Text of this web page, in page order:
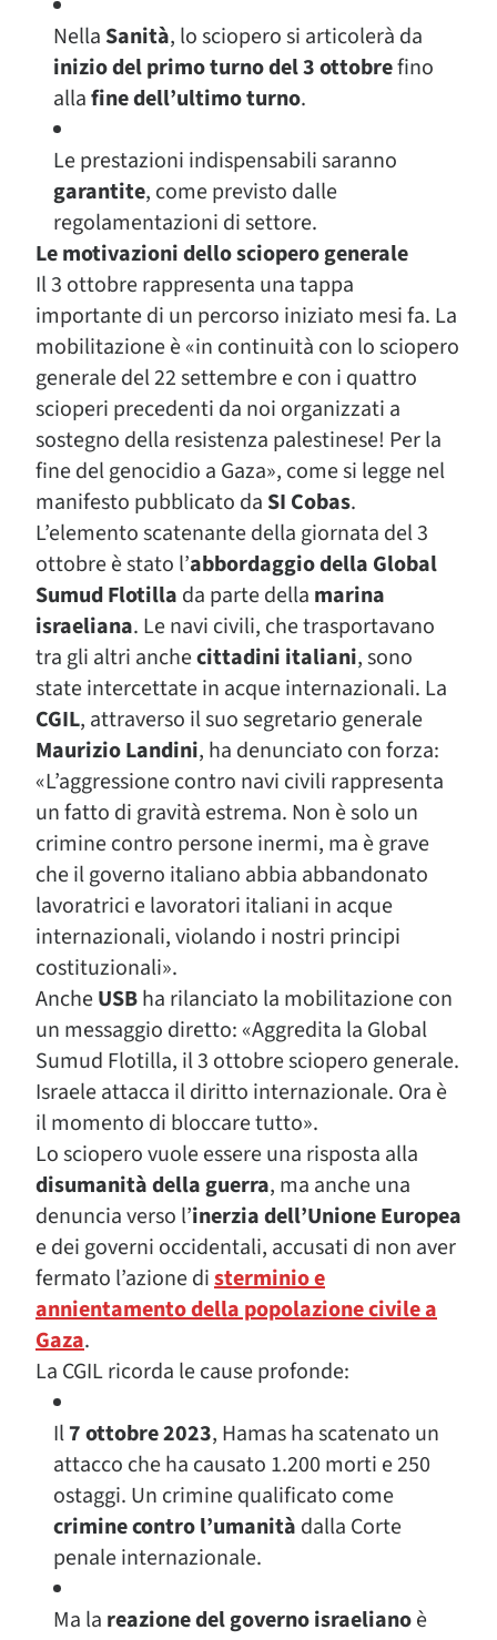
Nella Sanità, lo sciopero si articolerà da
inizio del primo turno del 3 ottobrefino
allafine dell’ultimo turno.
Le prestazioni indispensabili saranno
garantite, come previsto dalle
regolamentazioni di settore.
Le motivazioni dello sciopero generale
Il 3 ottobre rappresenta una tappa
importante di un percorso iniziato mesi fa. La
mobilitazione è «in continuità con lo sciopero
generale del 22 settembre e con i quattro
scioperi precedenti da noi organizzati a
sostegno della resistenza palestinese! Per la
fine del genocidio a Gaza», come si legge nel
manifesto pubblicato da SI Cobas.
L’elemento scatenante della giornata del 3
ottobre è stato l’abbordaggio della Global
Sumud Flotilla da parte della marina
israeliana. Le navi civili, che trasportavano
tra gli altri anchecittadini italiani, sono
state intercettate in acque internazionali. La
CGIL, attraverso il suo segretario generale
Maurizio Landini, ha denunciato con forza:
«L’aggressione contro navi civili rappresenta
un fatto di gravità estrema. Non è solo un
crimine contro persone inermi, ma è grave
che il governo italiano abbia abbandonato
lavoratrici e lavoratori italiani in acque
internazionali, violando i nostri principi
costituzionali».
AncheUSBha rilanciato la mobilitazione con
un messaggio diretto: «Aggredita la Global
Sumud Flotilla, il 3 ottobre sciopero generale.
Israele attacca il diritto internazionale. Ora è
il momento di bloccare tutto».
Lo sciopero vuole essere una risposta alla
disumanità della guerra, ma anche una
denuncia verso l’inerzia dell’Unione Europea
e dei governi occidentali, accusati di non aver
fermato l’azione disterminio e
annientamento della popolazione civile a
Gaza.
La CGIL ricorda le cause profonde:
Il7 ottobre 2023, Hamas ha scatenato un
attacco che ha causato 1.200 morti e 250
ostaggi. Un crimine qualificato come
crimine contro l’umanità dalla Corte
penale internazionale.
Ma la reazione del governo israelianoè